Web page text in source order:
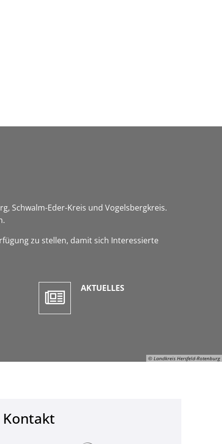
© Landkreis Hersfeld-Rotenburg
Schwalm-Eder-Kreis und Vogelsbergkreis.
zu stellen, damit sich Interessierte
AKTUELLES
Kontakt